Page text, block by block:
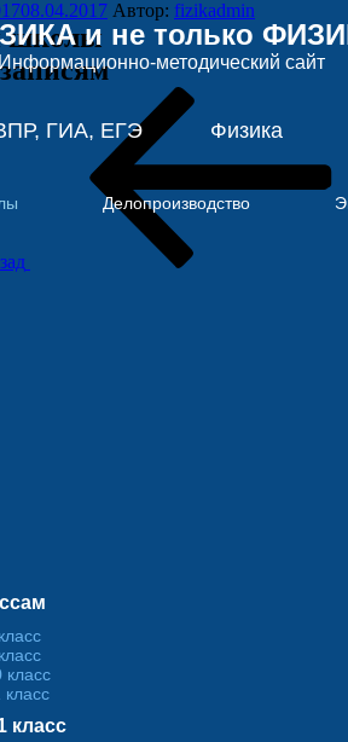
08.04.2017 Автор: fizikadmin
школы
класс
класс
класс
Делопроизводство
ГИА, ЕГЭ Физика
и не только
методический сайт